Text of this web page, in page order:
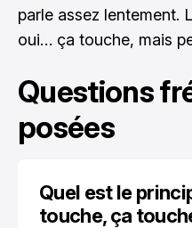
parle assez lentement.
oui… ça touche, mais
Questions
posées
Quel est le
touche, ça